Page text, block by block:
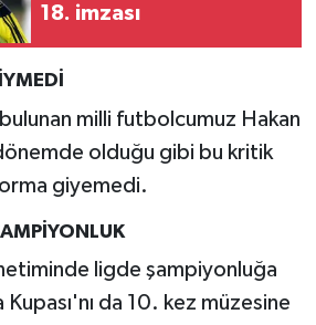
18. imzası
milli futbolcumuz Hakan
olduğu gibi bu kritik
giyemedi.
ligde şampiyonluğa
da 10. kez müzesine